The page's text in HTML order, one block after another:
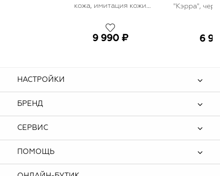
кожа, имитация кожи
9 990 ₽
"Кэрра",
6
НАСТРОЙКИ
БРЕНД
СЕРВИС
ПОМОЩЬ